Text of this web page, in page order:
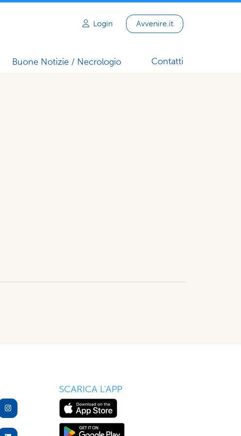
Login Avvenire.it
Buone Notizie / Necrologio Contatti
SCARICA L'APP